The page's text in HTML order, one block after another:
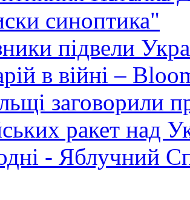
синоптика"
підвели
в війні –
заговорили
ракет над
- Яблучний